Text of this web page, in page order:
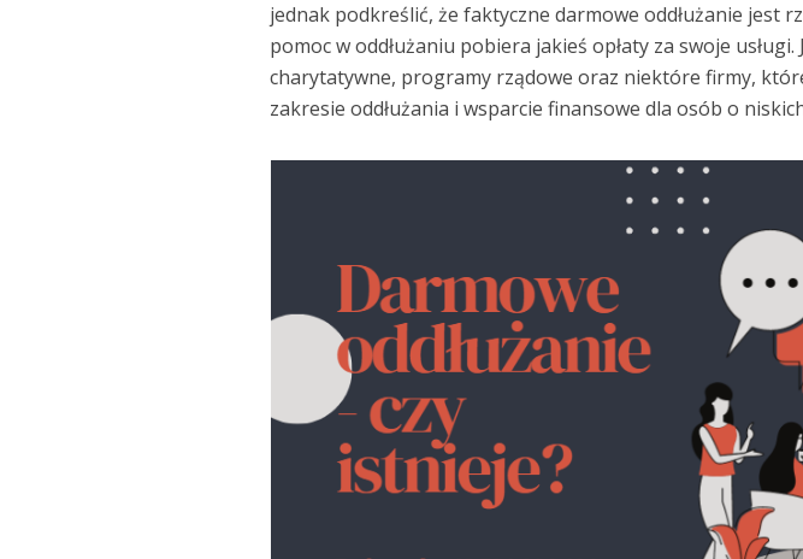
jednak podkreślić, że faktyczne darmowe oddłużanie jest
pomoc w oddłużaniu pobiera jakieś opłaty za swoje
charytatywne, programy rządowe oraz niektóre firmy,
zakresie oddłużania i wsparcie finansowe dla osób o